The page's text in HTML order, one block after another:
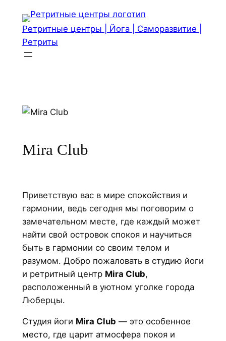
Перейти
содержимому
Ретритные центры | Йога | Саморазвитие |
Ретриты
Mira Club
Приветствую вас в мире спокойствия и
гармонии, ведь сегодня мы поговорим о
замечательном месте, где каждый может
найти свой островок спокоя и научиться
быть в гармонии со своим телом и
разумом. Добро пожаловать в студию йоги
и ретритный центр Mira Club,
расположенный в уютном уголке города
Люберцы.
Студия йоги Mira Club — это особенное
место, где царит атмосфера покоя и